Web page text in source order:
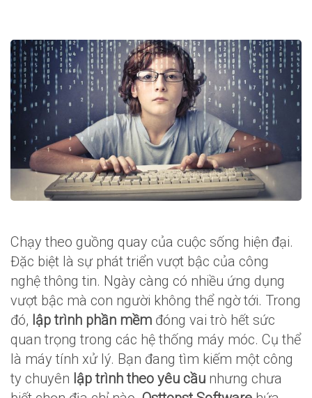
Chạy theo guồng quay của cuộc sống hiện đại.
Đặc biệt là sự phát triển vượt bậc của công
nghệ thông tin. Ngày càng có nhiều ứng dụng
vượt bậc mà con người không thể ngờ tới. Trong
đó, lập trình phần mềm đóng vai trò hết sức
quan trọng trong các hệ thống máy móc. Cụ thể
là máy tính xử lý. Bạn đang tìm kiếm một công
ty chuyên lập trình theo yêu cầu nhưng chưa